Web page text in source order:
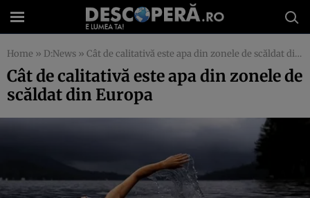
Home » D:News » Cât de calitativă este apa din zonele de scăldat din Europa
Cât de calitativă este apa din zonele de
scăldat din Europa